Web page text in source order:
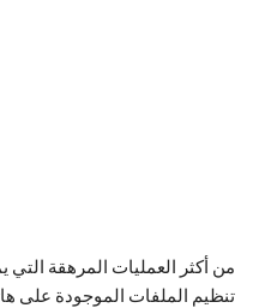
من أكثر العمليات المرهقة التي
تنظيم الملفات الموجودة على